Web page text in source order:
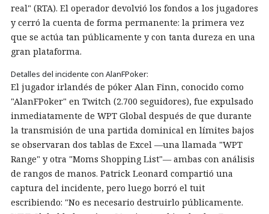
real" (RTA). El operador devolvió los fondos a los jugadores
y cerró la cuenta de forma permanente: la primera vez
que se actúa tan públicamente y con tanta dureza en una
gran plataforma.
Detalles del incidente con AlanFPoker:
El jugador irlandés de póker Alan Finn, conocido como
"AlanFPoker" en Twitch (2.700 seguidores), fue expulsado
inmediatamente de WPT Global después de que durante
la transmisión de una partida dominical en límites bajos
se observaran dos tablas de Excel —una llamada "WPT
Range" y otra "Moms Shopping List"— ambas con análisis
de rangos de manos. Patrick Leonard compartió una
captura del incidente, pero luego borró el tuit
escribiendo: "No es necesario destruirlo públicamente.